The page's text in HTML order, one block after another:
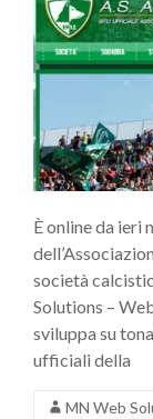
È online da ieri
società
Solutions –
sviluppa su
ufficiali della
MN Web